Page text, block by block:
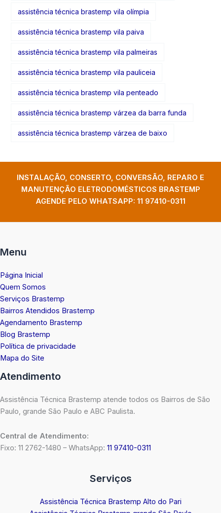
assistência técnica brastemp vila olímpia
assistência técnica brastemp vila paiva
assistência técnica brastemp vila palmeiras
assistência técnica brastemp vila pauliceia
assistência técnica brastemp vila penteado
assistência técnica brastemp várzea da barra funda
assistência técnica brastemp várzea de baixo
INSTALAÇÃO, CONSERTO, CONVERSÃO, REPARO E
MANUTENÇÃO ELETRODOMÉSTICOS BRASTEMP
AGENDE PELO WHATSAPP: 11 97410-0311
Menu
Página Inicial
Quem Somos
Serviços Brastemp
Bairros Atendidos Brastemp
Agendamento Brastemp
Blog Brastemp
Política de privacidade
Mapa do Site
Atendimento
Assistência Técnica Brastemp atende todos os Bairros de São
Paulo, grande São Paulo e ABC Paulista.
Central de Atendimento:
Fixo: 11 2762-1480 – WhatsApp: 11 97410-0311
Serviços
Assistência Técnica Brastemp Alto do Pari